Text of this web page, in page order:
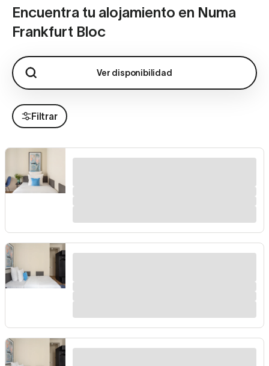
Encuentra tu alojamiento en Numa
Frankfurt Bloc
Ver disponibilidad
Filtrar